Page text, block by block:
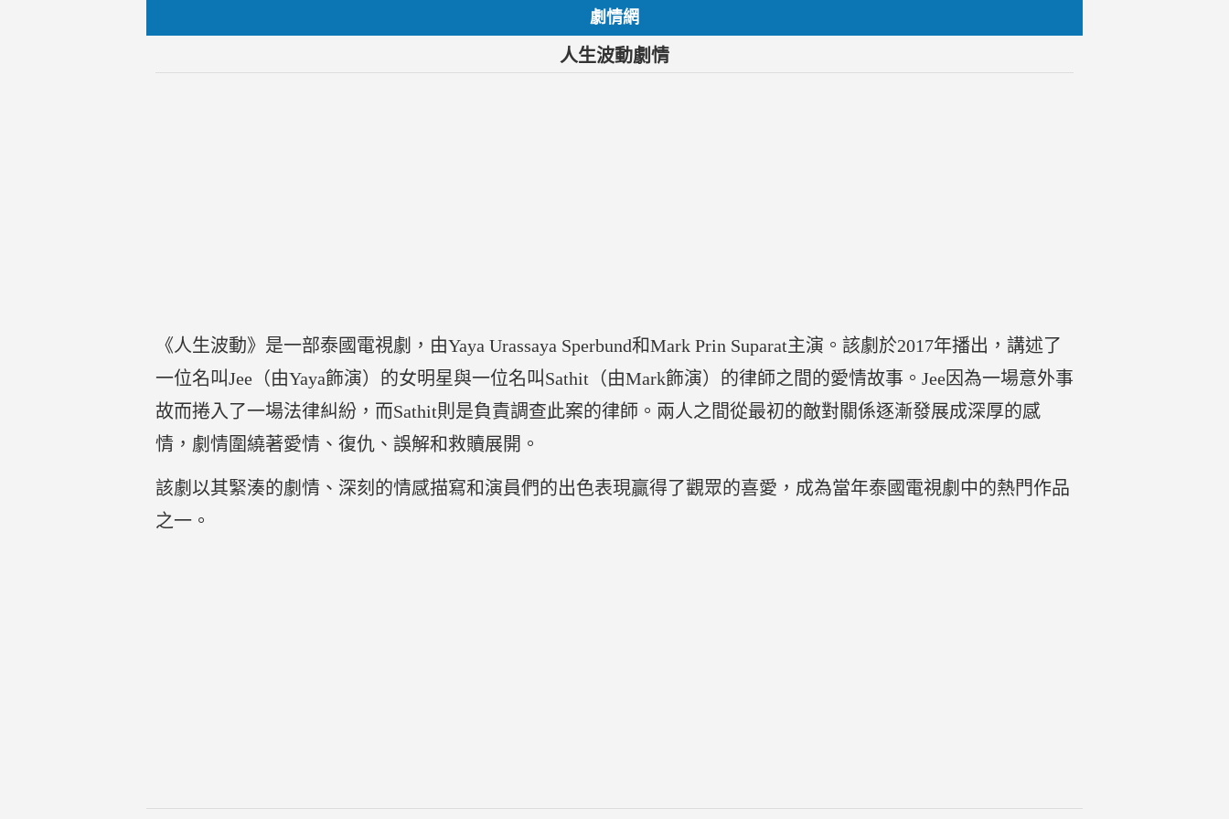
劇情網
人生波動劇情
《人生波動》是一部泰國電視劇，由Yaya Urassaya Sperbund和Mark Prin Suparat主演。該劇於2017年播出，講述了
一位名叫Jee（由Yaya飾演）的女明星與一位名叫Sathit（由Mark飾演）的律師之間的愛情故事。Jee因為一場意外事
故而捲入了一場法律糾紛，而Sathit則是負責調查此案的律師。兩人之間從最初的敵對關係逐漸發展成深厚的感
情，劇情圍繞著愛情、復仇、誤解和救贖展開。
該劇以其緊湊的劇情、深刻的情感描寫和演員們的出色表現贏得了觀眾的喜愛，成為當年泰國電視劇中的熱門作品
之一。